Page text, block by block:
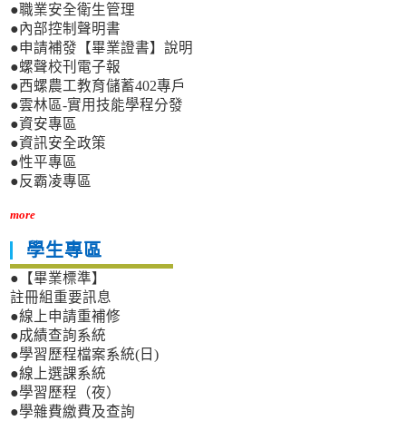
●職業安全衛生管理
●內部控制聲明書
●申請補發【畢業證書】說明
●螺聲校刊電子報
●西螺農工教育儲蓄402專戶
●雲林區-實用技能學程分發
●資安專區
●資訊安全政策
●性平專區
●反霸凌專區
more
學生專區
●【畢業標準】
註冊組重要訊息
●線上申請重補修
●成績查詢系統
●學習歷程檔案系統(日)
●線上選課系統
●學習歷程（夜）
●學雜費繳費及查詢